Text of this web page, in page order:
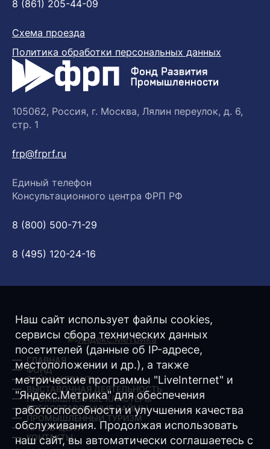
8 (861) 205-44-09
Схема проезда
Политика обработки персональных данных
105062, Россия, г. Москва, Лялин переулок, д. 6,
стр. 1
frp@frprf.ru
Единый телефон
Консультационного центра ФРП РФ
8 (800) 500-71-29
8 (495) 120-24-16
ГЛАВНАЯ
ФОНД
ЗАЙМЫ/ ГРАНТЫ
ВЫСТАВОЧНАЯ ДЕЯТЕЛЬНОСТЬ
ПРОМЫШЛЕННЫЕ КЛАСТЕРЫ
ПРЕДОСТАВЛЕННЫЕ ЗАЙМЫ
ПРОМЫШЛЕННЫЙ ТУРИЗМ
ПРЕСС-ЦЕНТР
КОНТАКТЫ
Наш сайт использует файлы cookies,
сервисы сбора технических данных
посетителей (данные об IP-адресе,
местоположении и др.), а также
метрические программы "LiveInternet" и
"Яндекс.Метрика" для обеспечения
работоспособности и улучшения качества
обслуживания. Продолжая использовать
наш сайт, вы автоматически соглашаетесь с